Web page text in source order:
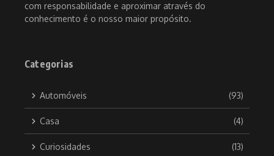
com responsabilidade e aproximar através do
conhecimento é o nosso maior propósito.
Categorias
Automóveis (93)
Casa (4)
Curiosidades (13)